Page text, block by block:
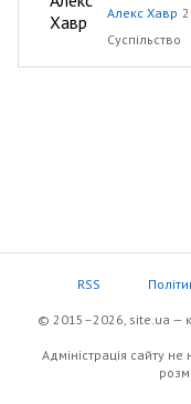
Алекс Хавр
Суспільство
RSS
© 2015–2026, site.ua —
Адміністрація сайту не